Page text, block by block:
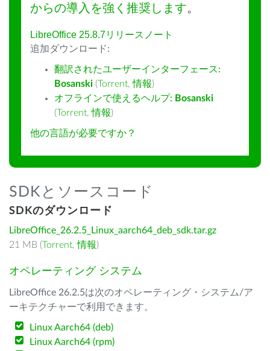
からの導入を強く推奨します。
LibreOffice 25.8.7リリースノート
追加ダウンロード:
翻訳されたユーザーインターフェース:
Bosanski (Torrent,情報)
オフラインで使えるヘルプ: Bosanski
(Torrent,情報)
他の言語が必要ですか？
SDKとソースコード
SDKのダウンロード
LibreOffice_26.2.5_Linux_aarch64_deb_sdk.tar.gz
21 MB (Torrent,情報)
オペレーティング システム
LibreOffice 26.2.5は次のオペレーティング・システム/ア
ーキテクチャーで利用できます。
Linux Aarch64 (deb)
Linux Aarch64 (rpm)